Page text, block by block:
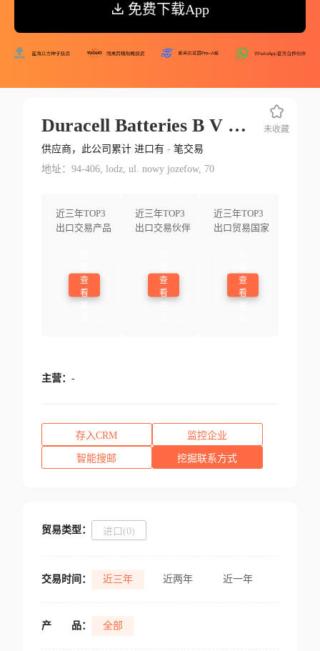
免费下载App
Duracell Batteries B V B A Eve Energy Co.ltd.
供应商，此公司累计 进口有 -笔交易
地址：94-406, lodz, ul. nowy jozefow, 70
近三年TOP3
出口交易产品
查
看
近三年TOP3
出口交易伙伴
查
看
近三年TOP3
出口贸易国家
查
看
未收藏
主营： -
存入CRM 监控企业
智能搜邮 挖掘联系方式
贸易类型： 进口(0)
交易时间： 近三年 近两年 近一年
产 品： 全部